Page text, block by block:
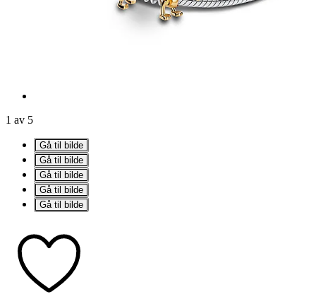
1 av 5
Gå til bilde
Gå til bilde
Gå til bilde
Gå til bilde
Gå til bilde